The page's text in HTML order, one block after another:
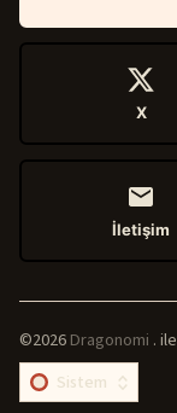
X
İletişim
©2026Dragonomi .